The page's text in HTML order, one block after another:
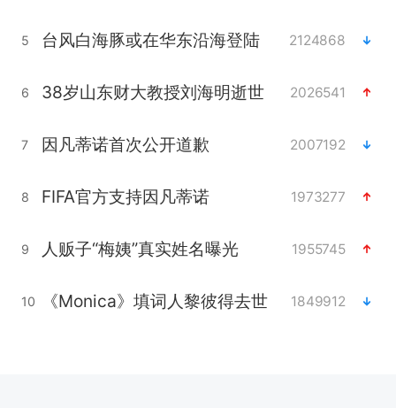
5 台风白海豚或在华东沿海登陆 2124868
6 38岁山东财大教授刘海明逝世 2026541
7 因凡蒂诺首次公开道歉 2007192
8 FIFA官方支持因凡蒂诺 1973277
9 人贩子“梅姨”真实姓名曝光 1955745
10 《Monica》填词人黎彼得去世 1849912